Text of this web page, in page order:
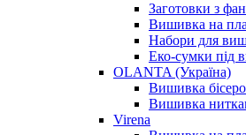
Заготовки з
Вишивка на
Набори для
Еко-сумки під
OLANTA (Україна)
Вишивка
Вишивка
Virena